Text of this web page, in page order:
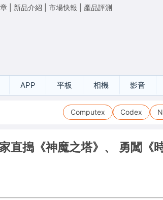
新品介紹 市場快報 產品評測
APP 平板 相機 影音
Computex Codex
直搗《神魔之塔》、 勇闖《